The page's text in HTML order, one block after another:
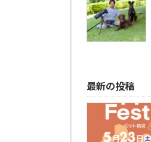
最新の投稿